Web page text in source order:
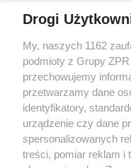
Żaden utwór zamieszczony
rozpowszechniany lub dalej
tym także elektroniczny lub
eksploatacji w jakiejkolwiek
bez pisemnej zgody
wykorzystanie utworów w
bez właściwej zgody, jest
prawnie.
Drogi
My, naszych 1162
podmioty z Grupy
przechowujemy
przetwarzamy dane
identyfikatory,
urządzenie czy dane
spersonalizowanych
treści, pomiar reklam i